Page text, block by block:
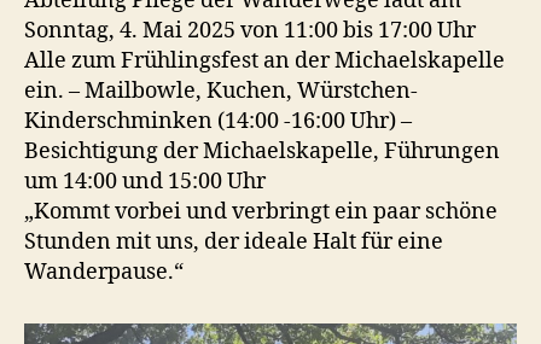
Sonntag, 4. Mai 2025 von 11:00 bis 17:00 Uhr
Alle zum Frühlingsfest an der Michaelskapelle
ein. – Mailbowle, Kuchen, Würstchen-
Kinderschminken (14:00 -16:00 Uhr) –
Besichtigung der Michaelskapelle, Führungen
um 14:00 und 15:00 Uhr
„Kommt vorbei und verbringt ein paar schöne
Stunden mit uns, der ideale Halt für eine
Wanderpause.“